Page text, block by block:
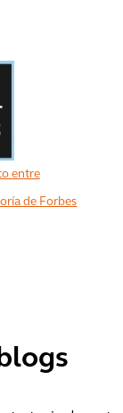
entre
de Forbes